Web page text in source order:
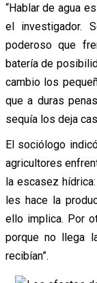
“Hablar de agua
el investigador.
poderoso que
batería de
cambio los
que a duras
sequía los deja
El sociólogo
agricultores
la escasez
les hace la
ello implica. Por
porque no llega
recibían”.